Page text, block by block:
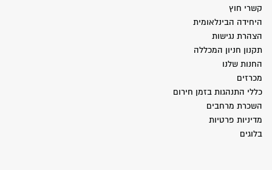
קשרי חוץ
היחידה הבינלאומית
הצהרת נגישות
תקנון חניון המכללה
החנות שלנו
מכרזים
כללי התנהגות בזמן חירום
השכרת מרחבים
מדיניות פרטיות
בלוגים